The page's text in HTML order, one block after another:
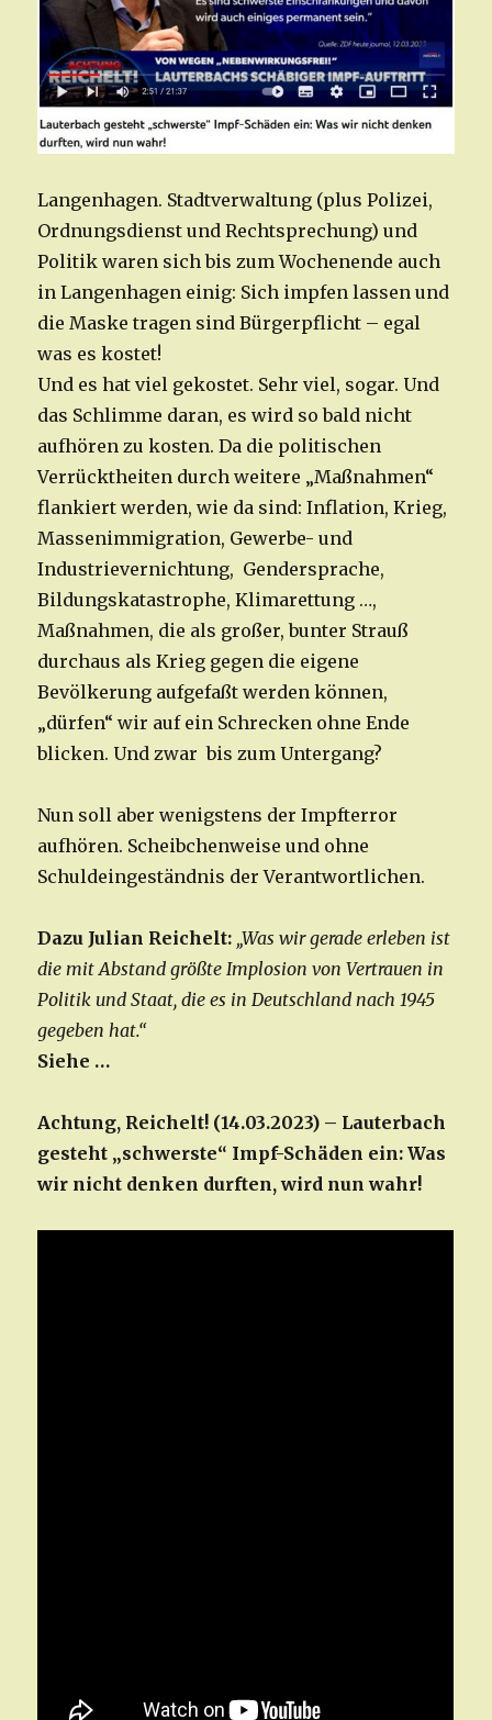
Langenhagen. Stadtverwaltung (plus Polizei,
Ordnungsdienst und Rechtsprechung) und
Politik waren sich bis zum Wochenende auch
in Langenhagen einig: Sich impfen lassen und
die Maske tragen sind Bürgerpflicht – egal
was es kostet!
Und es hat viel gekostet. Sehr viel, sogar. Und
das Schlimme daran, es wird so bald nicht
aufhören zu kosten. Da die politischen
Verrücktheiten durch weitere „Maßnahmen“
flankiert werden, wie da sind: Inflation, Krieg,
Massenimmigration, Gewerbe- und
Industrievernichtung, Gendersprache,
Bildungskatastrophe, Klimarettung …,
Maßnahmen, die als großer, bunter Strauß
durchaus als Krieg gegen die eigene
Bevölkerung aufgefaßt werden können,
„dürfen“ wir auf ein Schrecken ohne Ende
blicken. Und zwar bis zum Untergang?
Nun soll aber wenigstens der Impfterror
aufhören. Scheibchenweise und ohne
Schuldeingeständnis der Verantwortlichen.
Dazu Julian Reichelt: „Was wir gerade erleben ist
die mit Abstand größte Implosion von Vertrauen in
Politik und Staat, die es in Deutschland nach 1945
gegeben hat.“
Siehe …
Achtung, Reichelt! (14.03.2023) – Lauterbach
gesteht „schwerste“ Impf-Schäden ein: Was
wir nicht denken durften, wird nun wahr!